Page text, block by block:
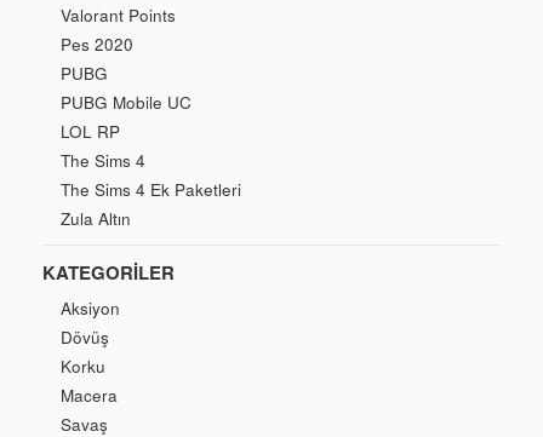
Valorant Points
Pes 2020
PUBG
PUBG Mobile UC
LOL RP
The Sims 4
The Sims 4 Ek Paketleri
Zula Altın
KATEGORILER
Aksiyon
Dövüş
Korku
Macera
Savaş